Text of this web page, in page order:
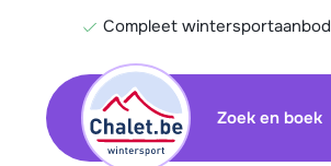
Compleet wintersportaanbod
Zoek en boek